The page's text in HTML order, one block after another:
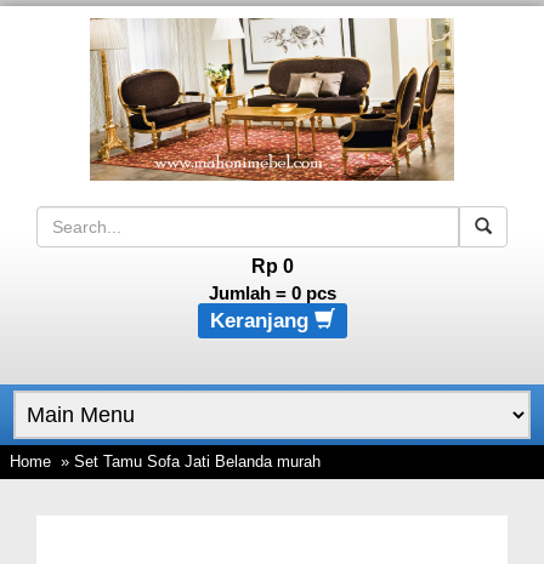
Rp 0
Jumlah = 0pcs
Keranjang
Home » Set Tamu Sofa Jati Belanda murah